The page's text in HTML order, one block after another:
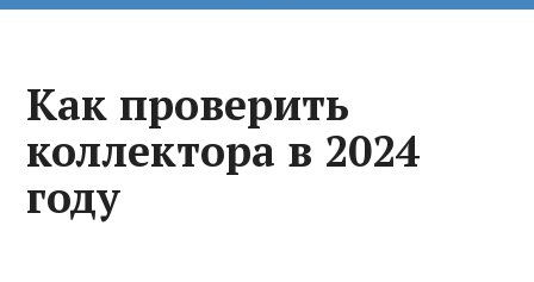
Как проверить
коллектора в 2024
году